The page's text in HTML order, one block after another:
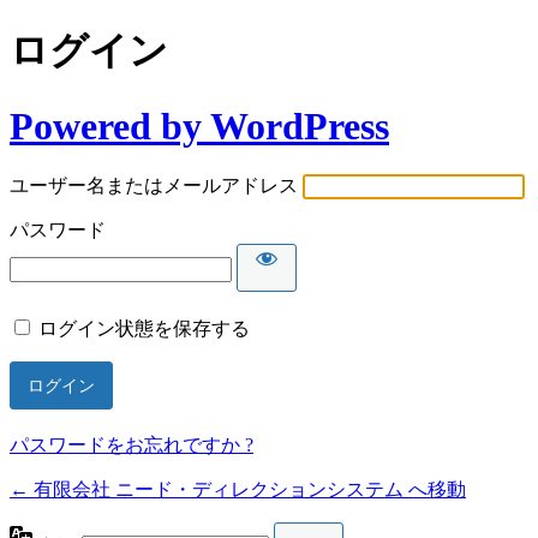
ログイン
Powered by WordPress
ユーザー名またはメールアドレス
パスワード
ログイン状態を保存する
パスワードをお忘れですか ?
← 有限会社 ニード・ディレクションシステム へ移動